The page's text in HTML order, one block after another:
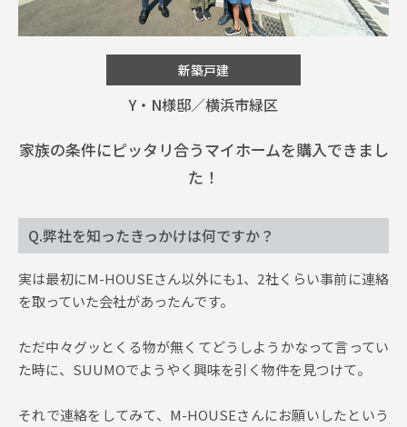
会社情報
0120-800-108
営業時間／10：00〜19：00 定休日／水曜日
お問い合わせ
新築戸建
Y・N様邸／横浜市緑区
家族の条件にピッタリ合うマイホームを購入できまし
た！
Q.弊社を知ったきっかけは何ですか？
実は最初にM-HOUSEさん以外にも1、2社くらい事前に連絡
を取っていた会社があったんです。
ただ中々グッとくる物が無くてどうしようかなって言ってい
た時に、SUUMOでようやく興味を引く物件を見つけて。
それで連絡をしてみて、M-HOUSEさんにお願いしたという